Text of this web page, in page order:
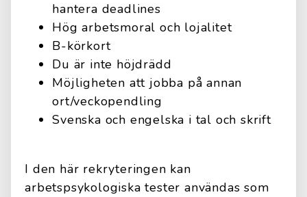
hantera deadlines
Hög arbetsmoral och lojalitet
B-körkort
Du är inte höjdrädd
Möjligheten att jobba på annan
ort/veckopendling
Svenska och engelska i tal och skrift
I den här rekryteringen kan
arbetspsykologiska tester användas som